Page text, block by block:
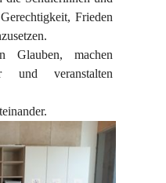
Frieden
Glauben, machen
und veranstalten